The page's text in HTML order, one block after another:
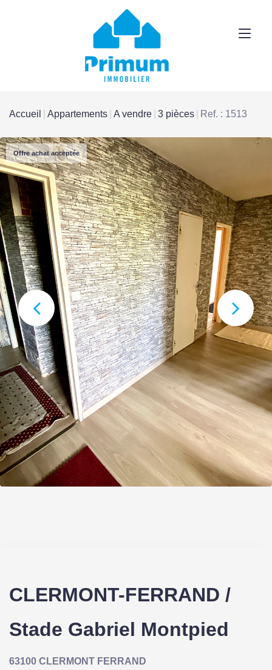
Accueil Appartements A vendre 3 pièces Ref. : 1513
Offre achat acceptée
CLERMONT-FERRAND /
Stade Gabriel Montpied
63100 CLERMONT FERRAND